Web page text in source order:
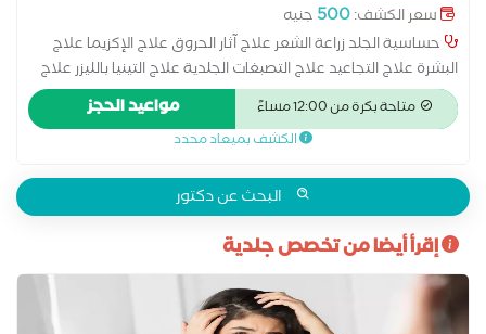
سعر الكشف:500 جنيه
حساسية الجلد زراعة الشعر علاج آثار الحروق علاج الإكزيما علاج
البشرة علاج التجاعيد علاج التصبغات الجلدية علاج التينيا بالليزر علاج
الصدفية علاج الصلع علاج الصلع الوراثى علاج الطفح الجلدي علاج
الكَلَف علاج الكيس الدهني علاج النمش علاج سقوط الشعر
للسيدات علاج عين السمكة علاج فطريات الاظافر عمل الغمازات
متاحة بكرة من 12:00 مساءً مواعيد الحجز
الكشف بميعاد محدد
البحث عن دكتور
إقرأ أيضا من تخصص جلدية